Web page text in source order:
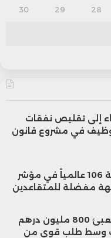
28
29
30
إلى تقليص نفقات
في مشروع قانون
المغرب في المرتبة 106 عالمياً في مؤشر
الخزينة المغربية تعبئ 800 مليون درهم
وسط طلب قوي من